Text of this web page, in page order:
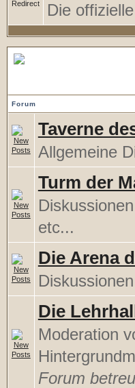
Die
Forum
Taverne
Allgemeine
Turm der
etc...
Die Arena
Die
Moderation
Forum